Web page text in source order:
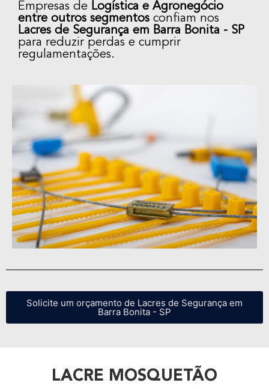
Empresas de Logística e Agronegócio
entre outros segmentos confiam nos
Lacres de Segurança em Barra Bonita - SP
para reduzir perdas e cumprir
regulamentações.
Solicite um orçamento de Lacres de Segurança em
Barra Bonita - SP
LACRE MOSQUETÃO